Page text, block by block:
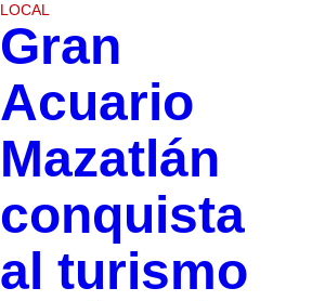
LOCAL
Gran
Acuario
Mazatlán
conquista
al turismo